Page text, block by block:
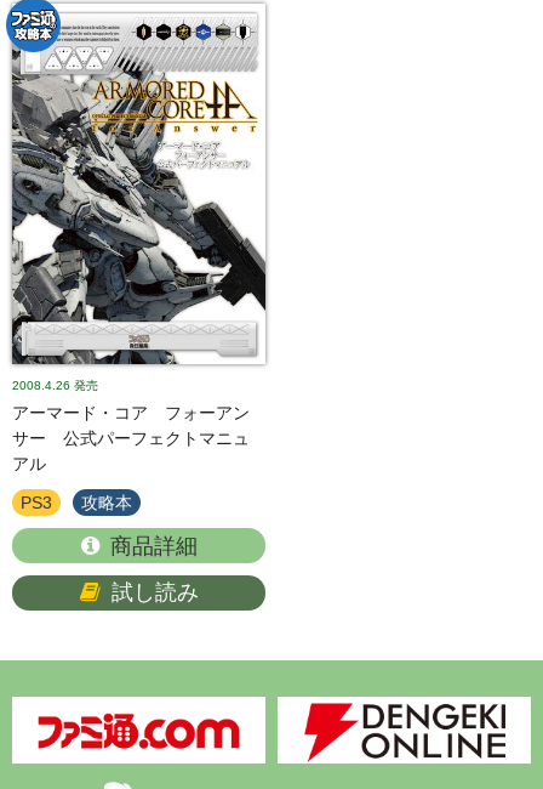
2008.4.26 発売
アーマード・コア フォーアン
サー 公式パーフェクトマニュ
アル
PS3 攻略本
商品詳細
試し読み